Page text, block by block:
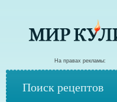
На правах рекламы:
Поиск рецептов